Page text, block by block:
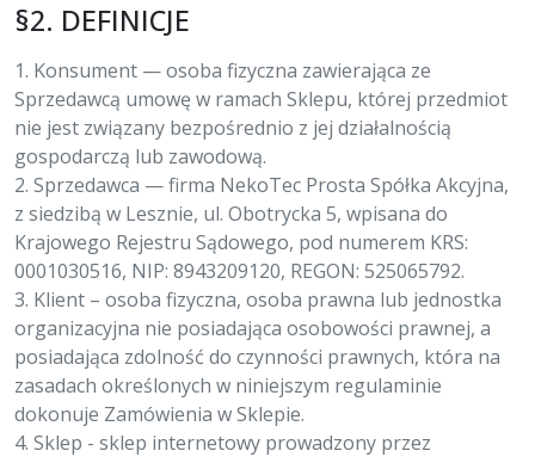
§2. DEFINICJE
1. Konsument — osoba fizyczna zawierająca ze
Sprzedawcą umowę w ramach Sklepu, której przedmiot
nie jest związany bezpośrednio z jej działalnością
gospodarczą lub zawodową.
2. Sprzedawca — firma NekoTec Prosta Spółka Akcyjna,
z siedzibą w Lesznie, ul. Obotrycka 5, wpisana do
Krajowego Rejestru Sądowego, pod numerem KRS:
0001030516, NIP: 8943209120, REGON: 525065792.
3. Klient – osoba fizyczna, osoba prawna lub jednostka
organizacyjna nie posiadająca osobowości prawnej, a
posiadająca zdolność do czynności prawnych, która na
zasadach określonych w niniejszym regulaminie
dokonuje Zamówienia w Sklepie.
4. Sklep - sklep internetowy prowadzony przez